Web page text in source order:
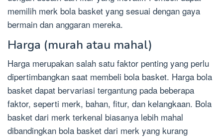
memilih merk bola basket yang sesuai dengan gaya
bermain dan anggaran mereka.
Harga (murah atau mahal)
Harga merupakan salah satu faktor penting yang perlu
dipertimbangkan saat membeli bola basket. Harga bola
basket dapat bervariasi tergantung pada beberapa
faktor, seperti merk, bahan, fitur, dan kelangkaan. Bola
basket dari merk terkenal biasanya lebih mahal
dibandingkan bola basket dari merk yang kurang